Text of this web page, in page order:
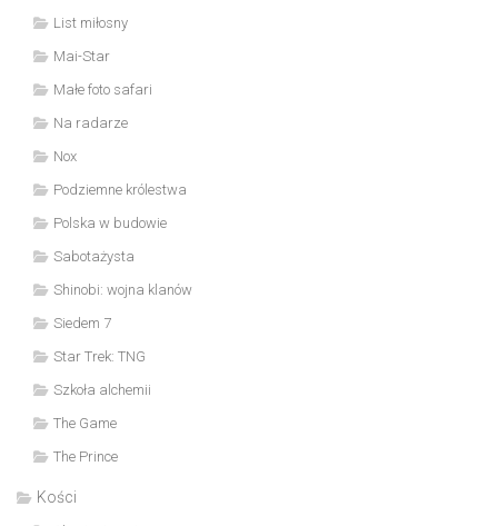
List miłosny
Mai-Star
Małe foto safari
Na radarze
Nox
Podziemne królestwa
Polska w budowie
Sabotażysta
Shinobi: wojna klanów
Siedem 7
Star Trek: TNG
Szkoła alchemii
The Game
The Prince
Kości